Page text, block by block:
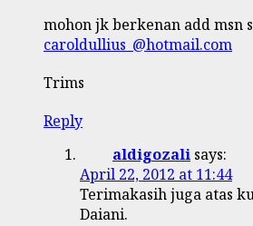
mohon jk berkenan add msn
caroldullius_@hotmail.com
Trims
Reply
aldigozali says:
April 22, 2012 at 11:44
Terimakasih juga atas
Daiani.